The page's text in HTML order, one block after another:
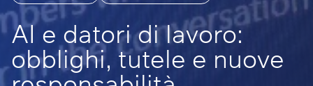
AI e datori di lavoro:
obblighi, tutele e nuove